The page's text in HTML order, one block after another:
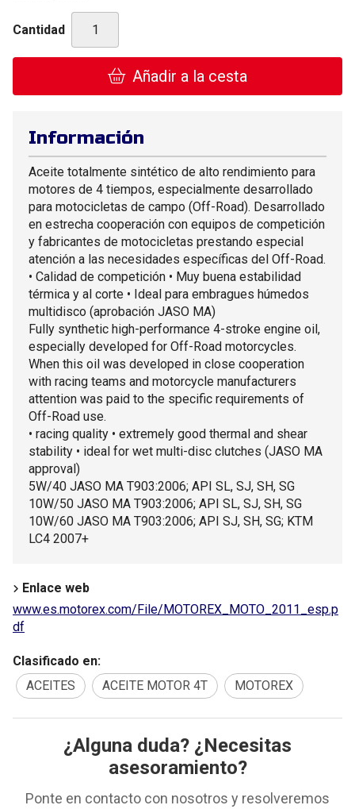
Cantidad
Añadir a la cesta
Información
Aceite totalmente sintético de alto rendimiento para
motores de 4 tiempos, especialmente desarrollado
para motocicletas de campo (Off-Road). Desarrollado
en estrecha cooperación con equipos de competición
y fabricantes de motocicletas prestando especial
atención a las necesidades específicas del Off-Road.
• Calidad de competición • Muy buena estabilidad
térmica y al corte • Ideal para embragues húmedos
multidisco (aprobación JASO MA)
Fully synthetic high-performance 4-stroke engine oil,
especially developed for Off-Road motorcycles.
When this oil was developed in close cooperation
with racing teams and motorcycle manufacturers
attention was paid to the specific requirements of
Off-Road use.
• racing quality • extremely good thermal and shear
stability • ideal for wet multi-disc clutches (JASO MA
approval)
5W/40 JASO MA T903:2006; API SL, SJ, SH, SG
10W/50 JASO MA T903:2006; API SL, SJ, SH, SG
10W/60 JASO MA T903:2006; API SJ, SH, SG; KTM
LC4 2007+
Enlace web
www.es.motorex.com/File/MOTOREX_MOTO_2011_esp.p
df
Clasificado en:
ACEITES
ACEITE MOTOR 4T MOTOREX
¿Alguna duda? ¿Necesitas
asesoramiento?
Ponte en contacto con nosotros y resolveremos